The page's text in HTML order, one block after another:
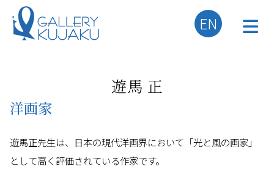
EN
遊馬 正
洋画家
遊馬正先生は、日本の現代洋画界において「光と風の画家」
として高く評価されている作家です。